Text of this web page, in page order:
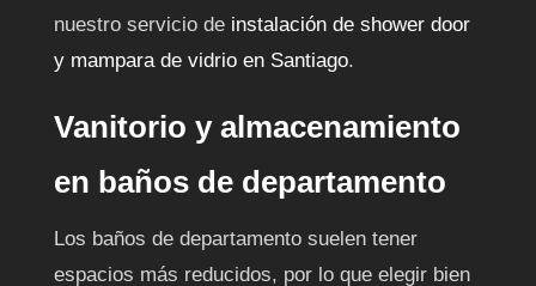
nuestro servicio de instalación de shower door
y mampara de vidrio en Santiago.
Vanitorio y almacenamiento
en baños de departamento
Los baños de departamento suelen tener
espacios más reducidos, por lo que elegir bien